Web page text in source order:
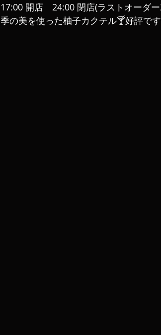
17:00 開店　24:00 閉店(ラストオーダ
季の美を使った柚子カクテル🍸好評で